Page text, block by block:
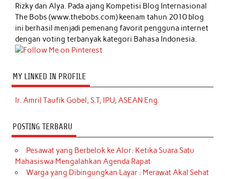
Rizky dan Alya. Pada ajang Kompetisi Blog Internasional
The Bobs (www.thebobs.com) keenam tahun 2010 blog
ini berhasil menjadi pemenang favorit pengguna internet
dengan voting terbanyak kategori Bahasa Indonesia.
MY LINKED IN PROFILE
Ir. Amril Taufik Gobel, S.T, IPU, ASEAN Eng.
POSTING TERBARU
Pesawat yang Berbelok ke Alor: Ketika Suara Satu
Mahasiswa Mengalahkan Agenda Rapat
Warga yang Dibingungkan Layar : Merawat Akal Sehat